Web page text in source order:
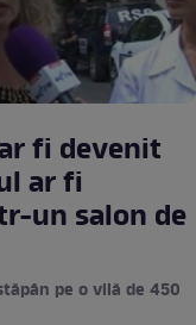
fi devenit
ar fi
un salon de
pe o vilă de 450